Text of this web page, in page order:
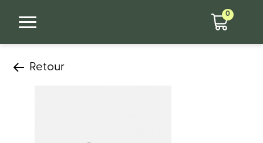
0
Retour